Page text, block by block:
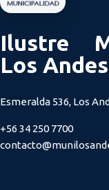
Ilustre
Los Andes
Esmeralda 536, Los
+56 34 250 7700